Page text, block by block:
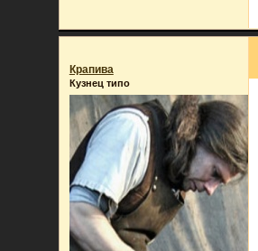
Крапива
Кузнец типо